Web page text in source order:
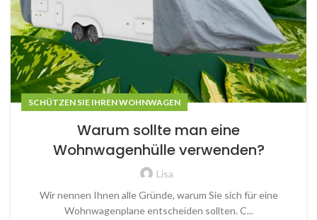
SCHÜTZEN SIE IHREN WOHNWAGEN
Warum sollte man eine
Wohnwagenhülle verwenden?
Lisa
Wir nennen Ihnen alle Gründe, warum Sie sich für eine
Wohnwagenplane entscheiden sollten. C...